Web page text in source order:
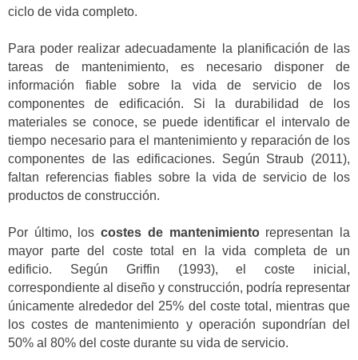
ciclo de vida completo.
Para poder realizar adecuadamente la planificación de las
tareas de mantenimiento, es necesario disponer de
información fiable sobre la vida de servicio de los
componentes de edificación. Si la durabilidad de los
materiales se conoce, se puede identificar el intervalo de
tiempo necesario para el mantenimiento y reparación de los
componentes de las edificaciones. Según Straub (2011),
faltan referencias fiables sobre la vida de servicio de los
productos de construcción.
Por último, loscostes de mantenimientorepresentan la
mayor parte del coste total en la vida completa de un
edificio. Según Griffin (1993), el coste inicial,
correspondiente al diseño y construcción, podría representar
únicamente alrededor del 25% del coste total, mientras que
los costes de mantenimiento y operación supondrían del
50% al 80% del coste durante su vida de servicio.